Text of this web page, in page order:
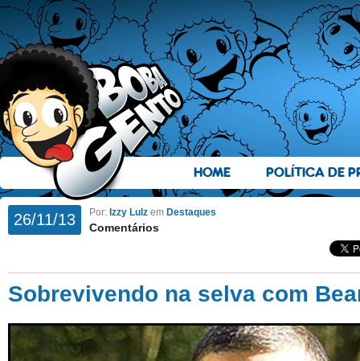
HOME POLÍTICA DE
26/11/13 Por: Izzy Lulz em Destaques
Comentários
Sobrevivendo na selva com